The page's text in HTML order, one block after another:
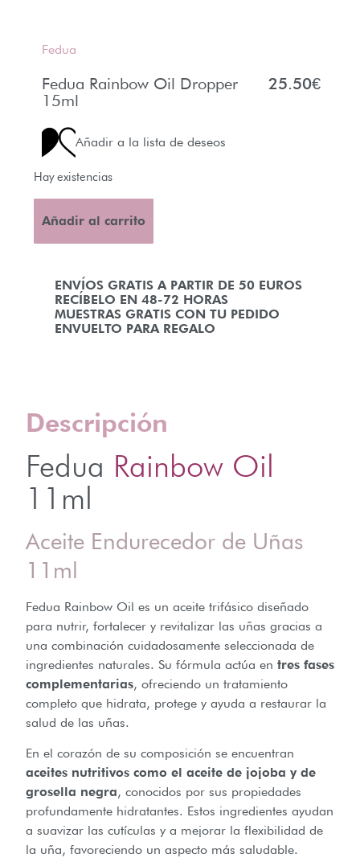
Fedua
Fedua Rainbow Oil Dropper
15ml
25.50€
Añadir a la lista de deseos
ENVÍOS GRATIS A PARTIR DE 50 EUROS
RECÍBELO EN 48-72 HORAS
MUESTRAS GRATIS CON TU PEDIDO
ENVUELTO PARA REGALO
Hay existencias
Añadir al carrito
Descripción
Fedua Rainbow Oil
11ml
Aceite Endurecedor de Uñas
11ml
Fedua Rainbow Oil es un aceite trifásico diseñado
para nutrir, fortalecer y revitalizar las uñas gracias a
una combinación cuidadosamente seleccionada de
ingredientes naturales. Su fórmula actúa en tres fases
complementarias, ofreciendo un tratamiento
completo que hidrata, protege y ayuda a restaurar la
salud de las uñas.
En el corazón de su composición se encuentran
aceites nutritivos como el aceite de jojoba y de
grosella negra, conocidos por sus propiedades
profundamente hidratantes. Estos ingredientes ayudan
a suavizar las cutículas y a mejorar la flexibilidad de
la uña, favoreciendo un aspecto más saludable.